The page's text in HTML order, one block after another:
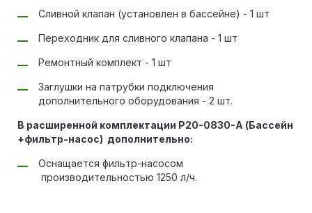
Сливной клапан (установлен в бассейне) - 1 шт
Переходник для сливного клапана - 1 шт
Ремонтный комплект - 1 шт
Заглушки на патрубки подключения
дополнительного оборудования - 2 шт.
В расширенной комплектации P20-0830-A (Бассейн
+фильтр-насос) дополнительно:
Оснащается фильтр-насосом
производительностью 1250 л/ч.